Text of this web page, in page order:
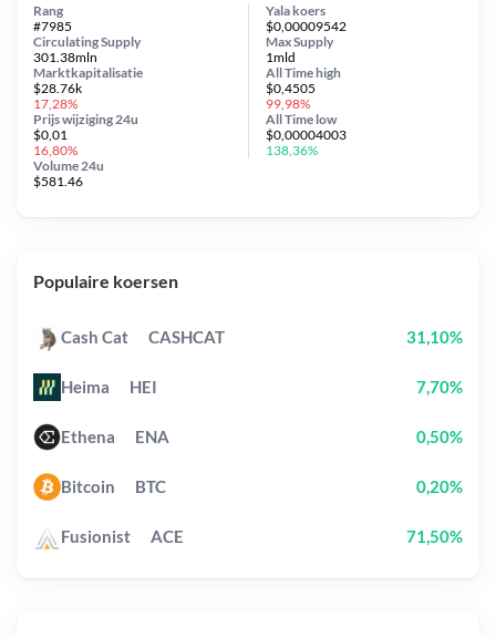
Yala koers
$0,00009542
Circulating Supply
301.38mln
Prijs wijziging 24u
$0,01
16,80%
Max Supply
1mld
Marktkapitalisatie
$28.76k
17,28%
Volume 24u
$581.46
Rang
#7985
All Timehigh
$0,4505
99,98%
All Time low
$0,00004003
138,36%
Populaire koersen
Cash Cat CASHCAT 31,10%
Heima HEI 7,70%
Ethena ENA 0,50%
Bitcoin BTC 0,20%
Fusionist ACE 71,50%